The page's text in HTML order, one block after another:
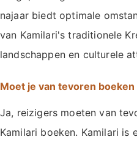
najaar biedt optimale
van Kamilari's traditionele
landschappen en culturele
Moet je van tevoren
Ja, reizigers moeten van
Kamilari boeken. Kamilari is